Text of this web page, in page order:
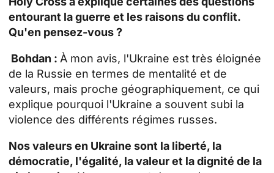
entourant la guerre et les raisons du conflit.
Qu'en pensez-vous ?
Bohdan : À mon avis, l'Ukraine est très éloignée
de la Russie en termes de mentalité et de
valeurs, mais proche géographiquement, ce qui
explique pourquoi l'Ukraine a souvent subi la
violence des différents régimes russes.
Nos valeurs en Ukraine sont la liberté, la
démocratie, l'égalité, la valeur et la dignité de la